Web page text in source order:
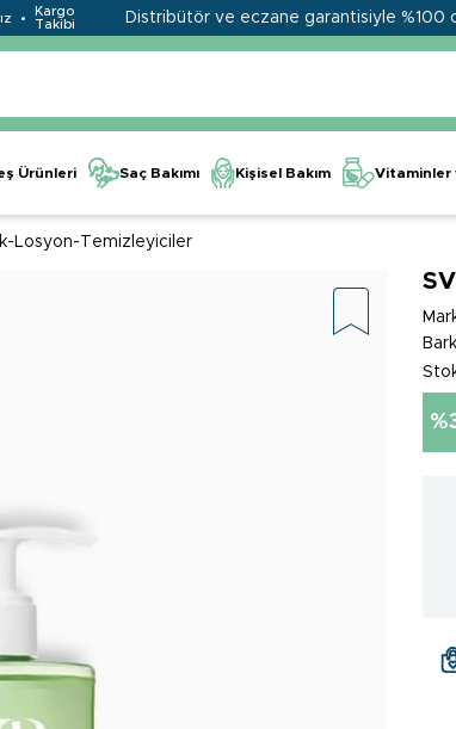
Kargo
Takibi
Distribütör ve eczane garantisiyle %100
Ürünleri Saç Bakımı Kişisel Bakım Vitaminler
Losyon-Temizleyiciler